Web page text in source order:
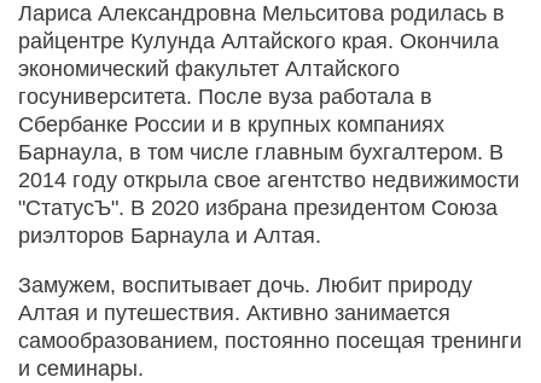
Лариса Александровна Мельситова родилась в
райцентре Кулунда Алтайского края. Окончила
экономический факультет Алтайского
госуниверситета. После вуза работала в
Сбербанке России и в крупных компаниях
Барнаула, в том числе главным бухгалтером. В
2014 году открыла свое агентство недвижимости
"СтатусЪ". В 2020 избрана президентом Союза
риэлторов Барнаула и Алтая.
Замужем, воспитывает дочь. Любит природу
Алтая и путешествия. Активно занимается
самообразованием, постоянно посещая тренинги
и семинары.